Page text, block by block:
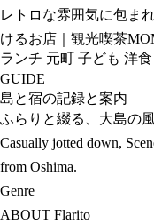
レトロな雰囲気に包ま
けるお店｜観光喫茶
ランチ 元町 子ども 洋食
GUIDE
島と宿の記録と案内
ふらりと綴る、大島の
Casually jotted down,
from Oshima.
Genre
ABOUT Flarito